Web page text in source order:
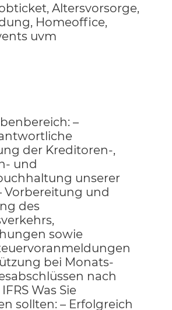
Altersvorsorge,
Homeoffice,
uvm
–
der Kreditoren-,
und
unserer
Vorbereitung und
des
sowie
bei Monats-
nach
Was Sie
sollten: – Erfolgreich